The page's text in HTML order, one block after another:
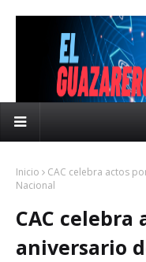
Inicio
CAC celebra actos
Nacional
CAC celebra
aniversario